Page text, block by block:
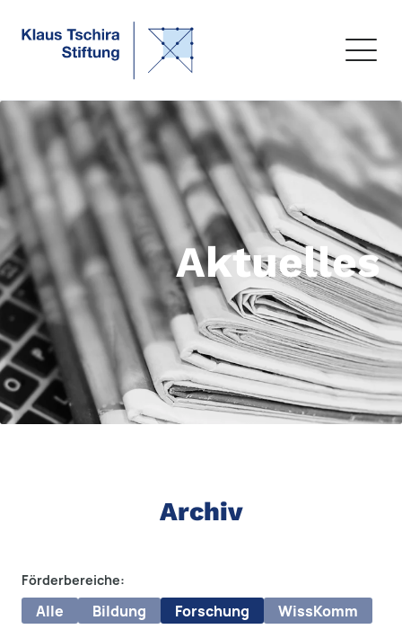
Aktuelles
Archiv
Förderbereiche:
Alle Bildung Forschung WissKomm